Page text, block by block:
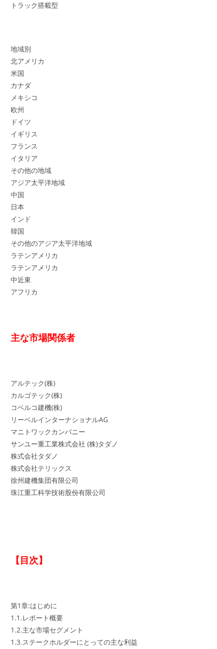
トラック搭載型
地域別
北アメリカ
米国
カナダ
メキシコ
欧州
ドイツ
イギリス
フランス
イタリア
その他の地域
アジア太平洋地域
中国
日本
インド
韓国
その他のアジア太平洋地域
ラテンアメリカ
ラテンアメリカ
中近東
アフリカ
主な市場関係者
アルテック(株)
カルゴテック(株)
コベルコ建機(株)
リーベルインターナショナルAG
マニトワックカンパニー
サンユー重工業株式会社 (株)タダノ
株式会社タダノ
株式会社テリックス
徐州建機集団有限公司
珠江重工科学技術股份有限公司
【目次】
第1章:はじめに
1.1.レポート概要
1.2.主な市場セグメント
1.3.ステークホルダーにとっての主な利益